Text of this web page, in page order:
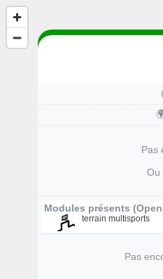
Pas
Ou
Modules présents
terrain multisports
Pas